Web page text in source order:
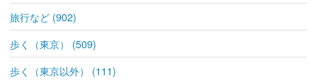
旅行など (902)
歩く（東京） (509)
歩く（東京以外） (111)